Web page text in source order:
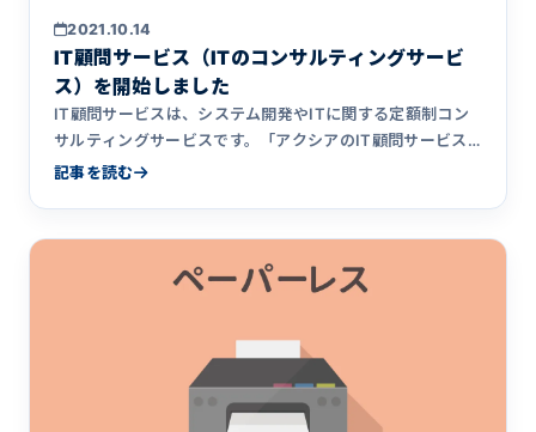
2021.10.14
IT顧問サービス（ITのコンサルティングサービ
ス）を開始しました
IT顧問サービスは、システム開発やITに関する定額制コン
サルティングサービスです。「アクシアのIT顧問サービス
の紹介ページを見て気になっているが、もう少し詳しい情
記事を読む